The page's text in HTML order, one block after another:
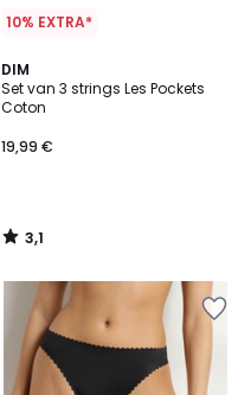
10% EXTRA*
DIM
Set van 3 strings Les Pockets
Coton
19,99 €
3,1
/
5
3,1
/